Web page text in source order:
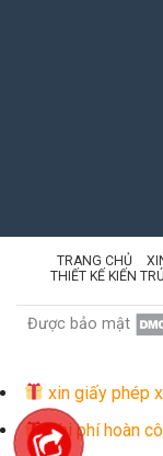
TRANG CHỦ
THIẾT KẾ KIẾN
Được bảo mật
xin giấy phép
Chi phí hoàn